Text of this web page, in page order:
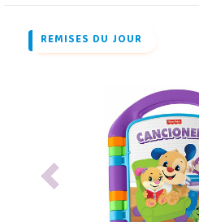
REMISES DU JOUR
Previous